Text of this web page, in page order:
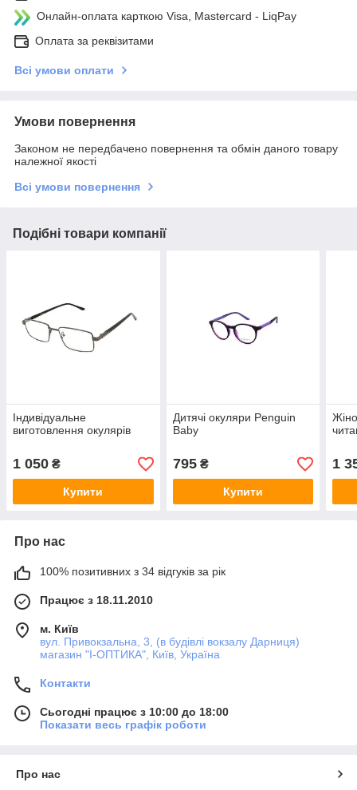
Онлайн-оплата карткою Visa, Mastercard - LiqPay
Оплата за реквізитами
Всі умови оплати
Умови повернення
Законом не передбачено повернення та обмін даного товару
належної якості
Всі умови повернення
Подібні товари компанії
Індивідуальне
виготовлення окулярів
1 050 ₴
Купити
Дитячі окуляри Penguin
Baby
795₴
Купити
1
Про нас
100% позитивних з 34 відгуків за рік
Працює з 18.11.2010
м. Київ
вул. Привокзальна, 3, (в будівлі вокзалу Дарниця)
магазин "I-ОПТИКА", Київ, Україна
Контакти
Сьогодні працює з 10:00 до 18:00
Показати весь графік роботи
Про нас